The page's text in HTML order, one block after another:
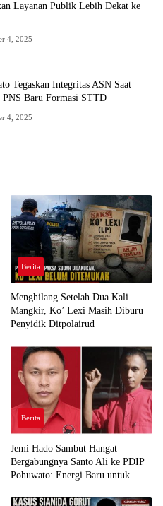
Layanan Publik Lebih Dekat ke
4, 2025
Tegaskan Integritas ASN Saat
PNS Baru Formasi STTD
4, 2025
Berita
Menghilang Setelah Dua Kali
Mangkir, Ko’ Lexi Masih Diburu
Penyidik Ditpolairud
Berita
Jemi Hado Sambut Hangat
Bergabungnya Santo Ali ke PDIP
Pohuwato: Energi Baru untuk